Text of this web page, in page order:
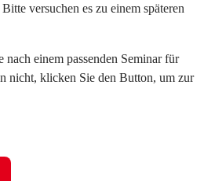
versuchen es zu einem späteren
nach einem passenden Seminar für
nicht, klicken Sie den Button, um zur